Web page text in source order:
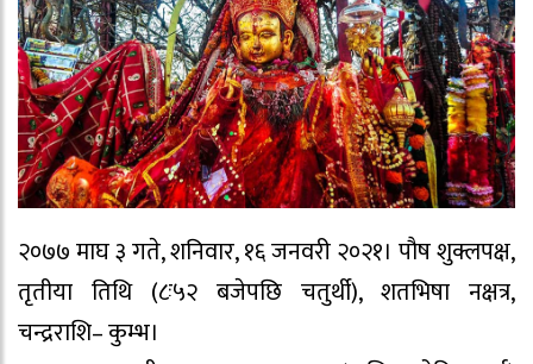
२०७७ माघ ३ गते, शनिवार, १६ जनवरी २०२१। पौष शुक्लपक्ष,
तृतीया तिथि (८ः५२ बजेपछि चतुर्थी), शतभिषा नक्षत्र,
चन्द्रराशि– कुम्भ।